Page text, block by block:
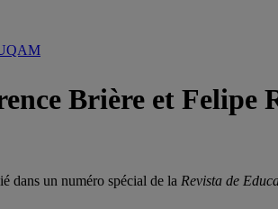
Brière et
dans un numéro spécial de la Revista de